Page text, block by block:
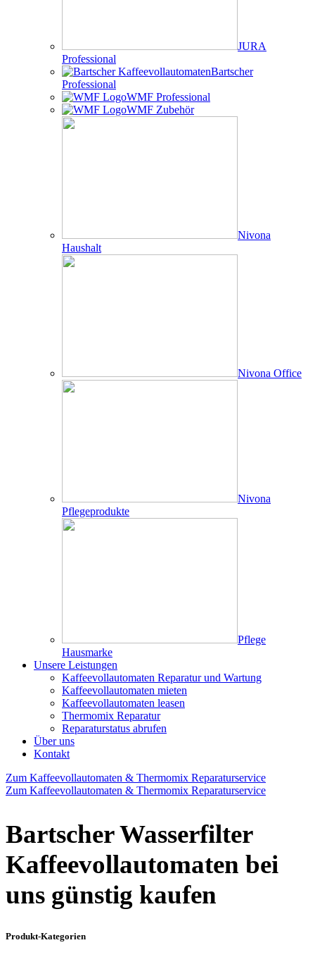
JURA
Professional
Bartscher
Professional
WMF Professional
WMF Zubehör
Nivona
Haushalt
Nivona Office
Nivona
Pflegeprodukte
Pflege
Hausmarke
Unsere Leistungen
Kaffeevollautomaten Reparatur und Wartung
Kaffeevollautomaten mieten
Kaffeevollautomaten leasen
Thermomix Reparatur
Reparaturstatus abrufen
Über uns
Kontakt
Zum Kaffeevollautomaten & Thermomix Reparaturservice
Zum Kaffeevollautomaten & Thermomix Reparaturservice
Bartscher Wasserfilter
Kaffeevollautomaten bei
uns günstig kaufen
Produkt-Kategorien